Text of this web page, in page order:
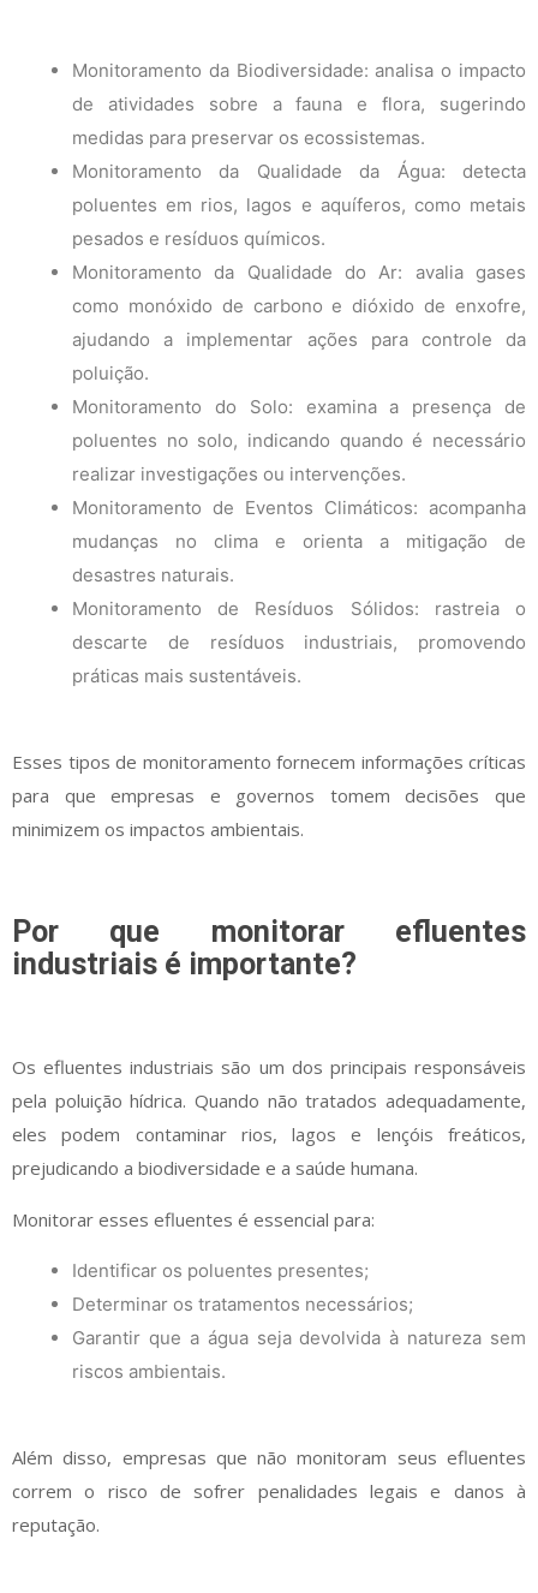
Monitoramento da Biodiversidade: analisa o impacto
de atividades sobre a fauna e flora, sugerindo
medidas para preservar os ecossistemas.
Monitoramento da Qualidade da Água: detecta
poluentes em rios, lagos e aquíferos, como metais
pesados e resíduos químicos.
Monitoramento da Qualidade do Ar: avalia gases
como monóxido de carbono e dióxido de enxofre,
ajudando a implementar ações para controle da
poluição.
Monitoramento do Solo: examina a presença de
poluentes no solo, indicando quando é necessário
realizar investigações ou intervenções.
Monitoramento de Eventos Climáticos: acompanha
mudanças no clima e orienta a mitigação de
desastres naturais.
Monitoramento de Resíduos Sólidos: rastreia o
descarte de resíduos industriais, promovendo
práticas mais sustentáveis.
Esses tipos de monitoramento fornecem informações críticas
para que empresas e governos tomem decisões que
minimizem os impactos ambientais.
Por que monitorar efluentes
industriais é importante?
Os efluentes industriais são um dos principais responsáveis
pela poluição hídrica. Quando não tratados adequadamente,
eles podem contaminar rios, lagos e lençóis freáticos,
prejudicando a biodiversidade e a saúde humana.
Monitorar esses efluentes é essencial para:
Identificar os poluentes presentes;
Determinar os tratamentos necessários;
Garantir que a água seja devolvida à natureza sem
riscos ambientais.
Além disso, empresas que não monitoram seus efluentes
correm o risco de sofrer penalidades legais e danos à
reputação.